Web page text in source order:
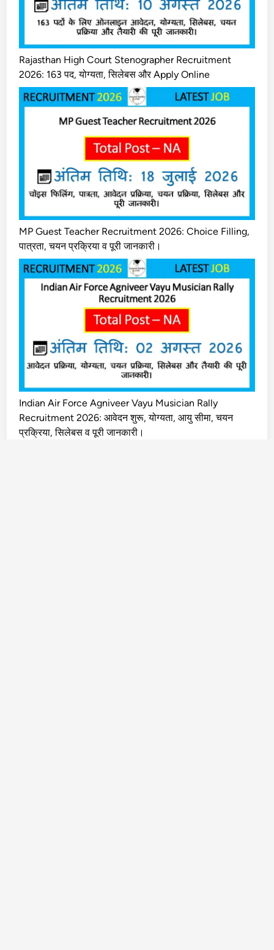
Rajasthan High Court Stenographer Recruitment
2026: 163 पद, योग्यता, सिलेबस और Apply Online
MP Guest Teacher Recruitment 2026: Choice Filling,
पात्रता, चयन प्रक्रिया व पूरी जानकारी।
Indian Air Force Agniveer Vayu Musician Rally
Recruitment 2026: आवेदन शुरू, योग्यता, आयु सीमा, चयन
प्रक्रिया, सिलेबस व पूरी जानकारी।